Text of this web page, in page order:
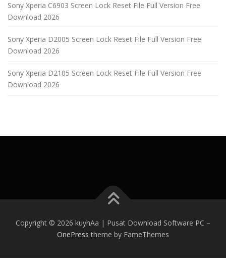
Sony Xperia C6903 Screen Lock Reset File Full Version Free
Download 2026
Sony Xperia D2005 Screen Lock Reset File Full Version Free
Download 2026
Sony Xperia D2105 Screen Lock Reset File Full Version Free
Download 2026
Copyright © 2026 kuyhAa | Pusat Download Software PC –
OnePress theme by FameThemes